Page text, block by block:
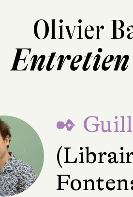
Olivier
Entretien
✒